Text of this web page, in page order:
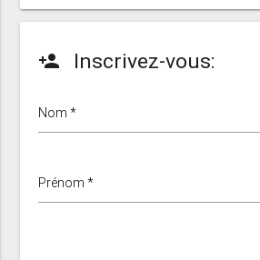
person_add Inscrivez-vous:
Nom *
Prénom *